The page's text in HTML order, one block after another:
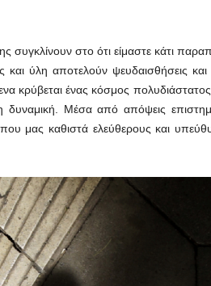
συγκλίνουν στο ότι είμαστε κάτι
και ύλη αποτελούν ψευδαισθήσεις
κρύβεται ένας κόσμος
Μέσα από απόψεις
μας καθιστά ελεύθερους και